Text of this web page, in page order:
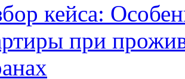
кейса:
при